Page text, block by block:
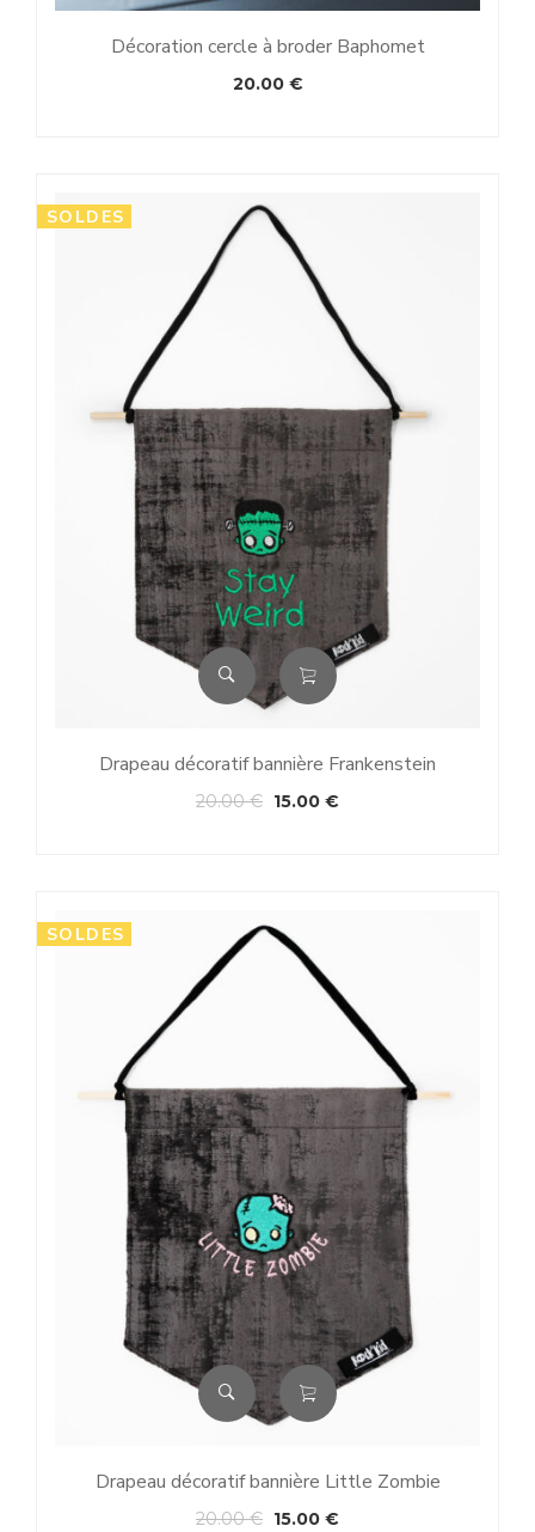
Décoration cercle à broder Baphomet
20.00 €
SOLDES
Drapeau décoratif bannière Frankenstein
20.00€ 15.00 €
SOLDES
Drapeau décoratif bannière Little Zombie
20.00€ 15.00 €